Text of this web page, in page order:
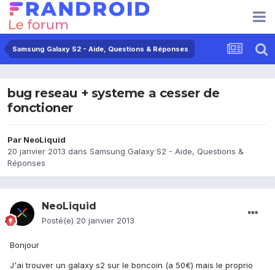
Samsung Galaxy S2 - Aide, Questions & Réponses
bug reseau + systeme a cesser de
fonctioner
Par NeoLiquid
20 janvier 2013 dans Samsung Galaxy S2 - Aide, Questions &
Réponses
NeoLiquid
Posté(e) 20 janvier 2013
Bonjour
J'ai trouver un galaxy s2 sur le boncoin (a 50€) mais le proprio